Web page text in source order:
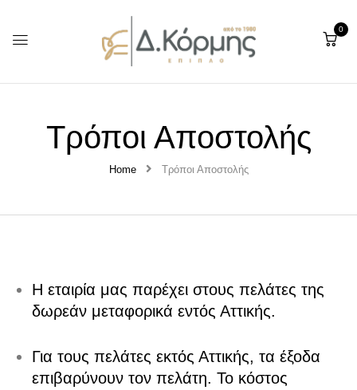
0
Τρόποι Αποστολής
Home Τρόποι Αποστολής
Η εταιρία μας παρέχει στους πελάτες της
δωρεάν μεταφορικά εντός Αττικής.
Για τους πελάτες εκτός Αττικής, τα έξοδα
επιβαρύνουν τον πελάτη. Το κόστος